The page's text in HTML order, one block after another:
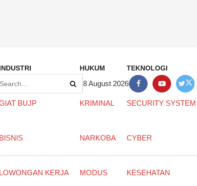
8 August 2026
INDUSTRI
BUJP
BISNIS
LOWONGAN KERJA
HUKUM
KRIMINAL
NARKOBA
MODUS
TEKNOLOGI
SECURITY SYSTEM
CYBER
KESEHATAN